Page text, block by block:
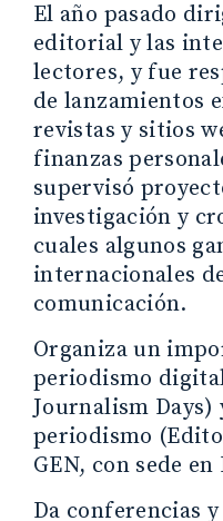
El año pasado
editorial y las
lectores, y fue
de lanzamientos
revistas y sitios
finanzas
supervisó
investigación y
cuales algunos
internacionales
comunicación.
Organiza un
periodismo
Journalism Days)
periodismo
GEN, con sede en
Da conferencias